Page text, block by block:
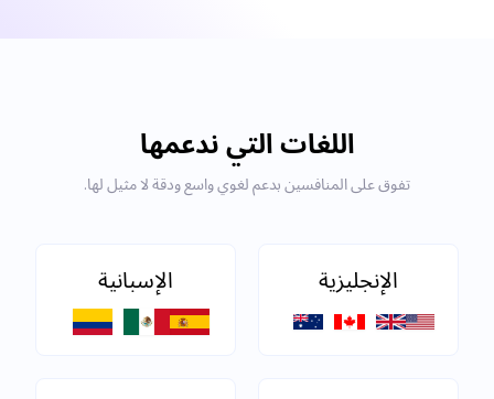
اللغات التي ندعمها
تفوق على المنافسين بدعم لغوي واسع ودقة لا مثيل لها.
الإنجليزية الإسبانية